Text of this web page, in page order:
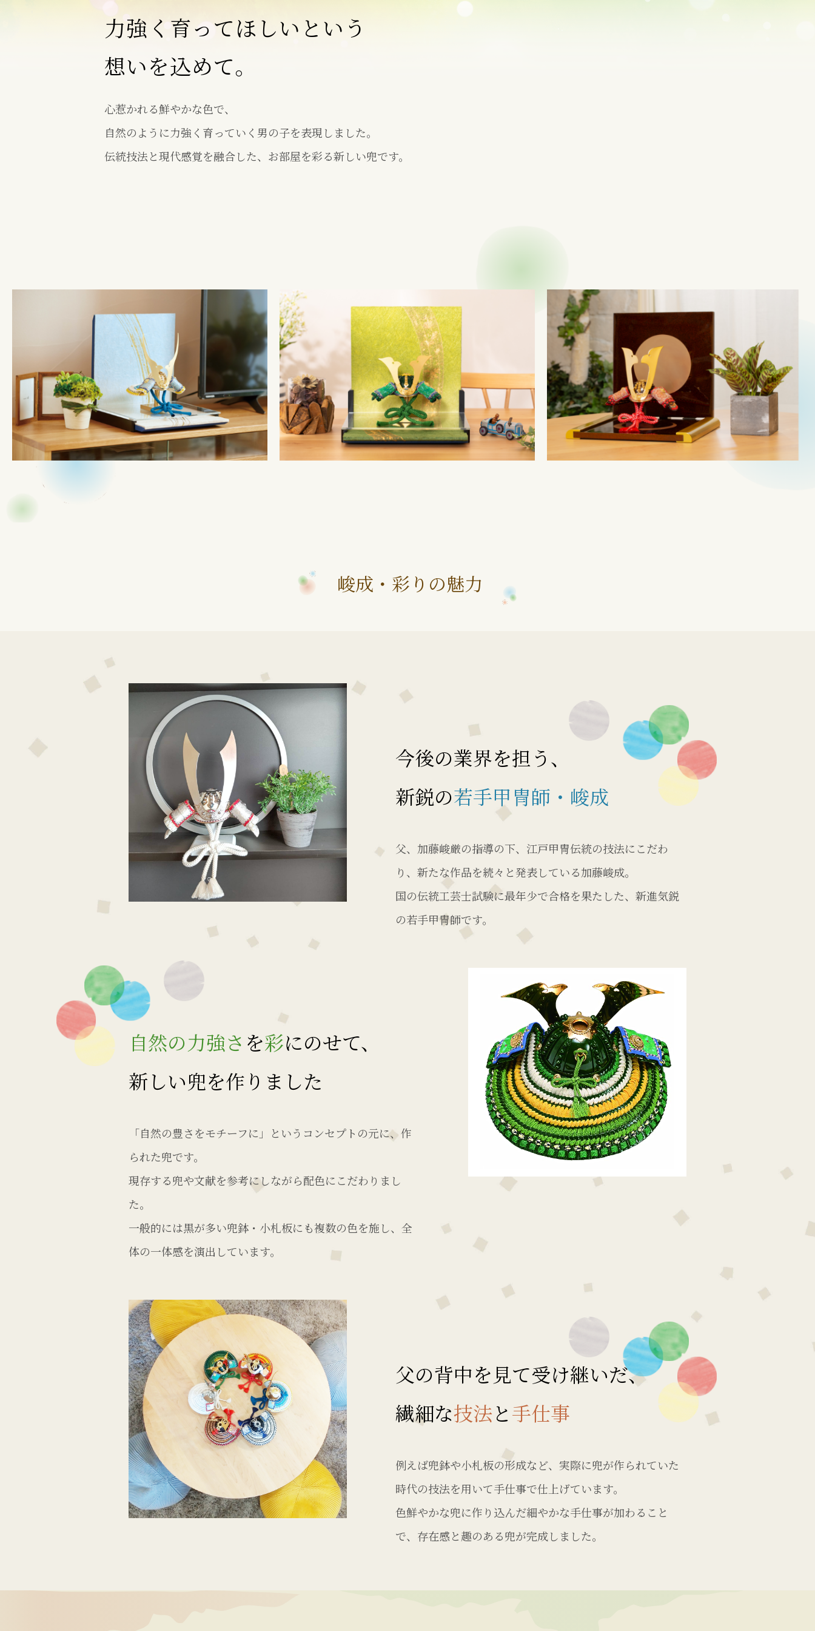
力強く育ってほしいという
想いを込めて。
心惹かれる鮮やかな色で、
自然のように力強く育っていく男の子を表現しました。
伝統技法と現代感覚を融合した、お部屋を彩る新しい兜です。
峻成・彩りの魅力
今後の業界を担う、
新鋭の若手甲冑師・峻成
父、加藤峻厳の指導の下、江戸甲冑伝統の技法にこだわ
り、新たな作品を続々と発表している加藤峻成。
国の伝統工芸士試験に最年少で合格を果たした、新進気鋭
の若手甲冑師です。
自然の力強さ を彩にのせて、
新しい兜を作りました
「自然の豊さをモチーフに」というコンセプトの元に、作
られた兜です。
現存する兜や文献を参考にしながら配色にこだわりまし
た。
一般的には黒が多い兜鉢・小札板にも複数の色を施し、全
体の一体感を演出しています。
父の背中を見て受け継いだ、
繊細な技法と手仕事
例えば兜鉢や小札板の形成など、実際に兜が作られていた
時代の技法を用いて手仕事で仕上げています。
色鮮やかな兜に作り込んだ細やかな手仕事が加わること
で、存在感と趣のある兜が完成しました。